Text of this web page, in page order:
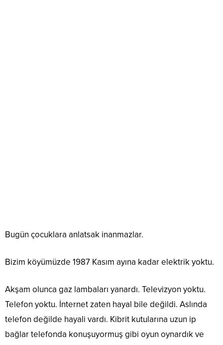
Bugün çocuklara anlatsak inanmazlar.
Bizim köyümüzde 1987 Kasım ayına kadar elektrik yoktu.
Akşam olunca gaz lambaları yanardı. Televizyon yoktu.
Telefon yoktu. İnternet zaten hayal bile değildi. Aslında
telefon değilde hayali vardı. Kibrit kutularına uzun ip
bağlar telefonda konuşuyormuş gibi oyun oynardık ve